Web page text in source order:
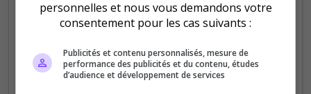
personnelles et nous vous demandons votre
consentement pour les cas suivants :
Publicités et contenu personnalisés, mesure de
performance des publicités et du contenu, études
d’audience et développement de services